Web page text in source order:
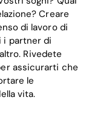
Creare
di lavoro di
i partner di
Rivedete
assicurarti che
le
vita.